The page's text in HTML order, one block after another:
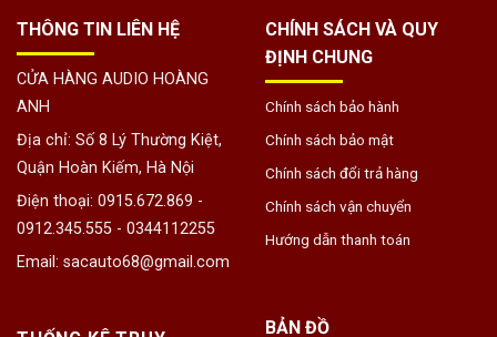
THÔNG TIN LIÊN HỆ
CỬA HÀNG AUDIO HOÀNG
ANH
Địa chỉ: Số 8 Lý Thường Kiệt,
Quận Hoàn Kiếm, Hà Nội
Điện thoại: 0915.672.869 -
0912.345.555 - 0344112255
Email: sacauto68@gmail.com
CHÍNH SÁCH VÀ QUY
ĐỊNH CHUNG
Chính sách bảo hành
Chính sách bảo mật
Chính sách đổi trả hàng
Chính sách vận chuyển
Hướng dẫn thanh toán
BẢN ĐỒ